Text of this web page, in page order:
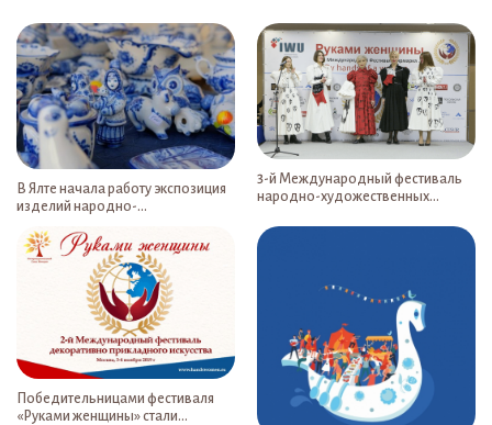
В Ялте начала работу экспозиция
изделий народно-
3-й Международный фестиваль
народно-художественных
женщины» пройдёт 3-5 ноября
Победительницами фестиваля
«Руками женщины» стали